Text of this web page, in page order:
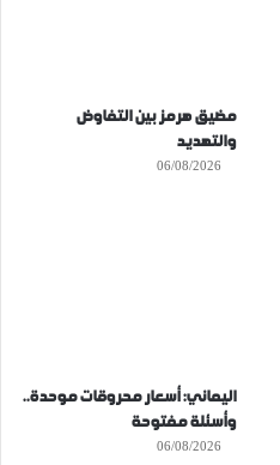
مضيق هرمز بين التفاوض
والتهديد
06/08/2026
اليماني: أسعار محروقات موحدة..
وأسئلة مفتوحة
06/08/2026